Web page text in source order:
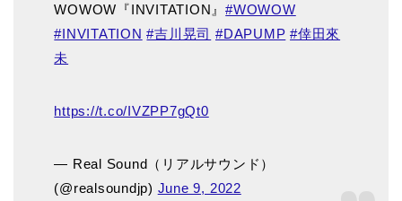
WOWOW『INVITATION』#WOWOW
#INVITATION #吉川晃司 #DAPUMP #倖田來
未
https://t.co/IVZPP7gQt0
— Real Sound（リアルサウンド）
(@realsoundjp) June 9, 2022